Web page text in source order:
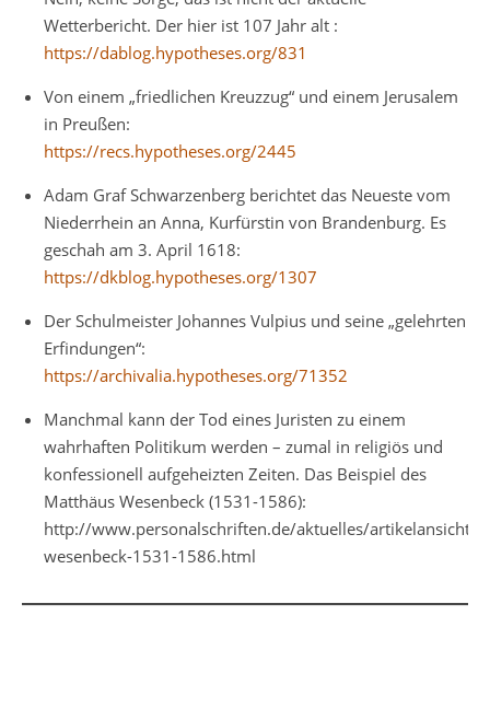
Wetterbericht. Der hier ist 107 Jahr alt :
https://dablog.hypotheses.org/831
Von einem „friedlichen Kreuzzug“ und einem Jerusalem
in Preußen:
https://recs.hypotheses.org/2445
Adam Graf Schwarzenberg berichtet das Neueste vom
Niederrhein an Anna, Kurfürstin von Brandenburg. Es
geschah am 3. April 1618:
https://dkblog.hypotheses.org/1307
Der Schulmeister Johannes Vulpius und seine „gelehrten
Erfindungen“:
https://archivalia.hypotheses.org/71352
Manchmal kann der Tod eines Juristen zu einem
wahrhaften Politikum werden – zumal in religiös und
konfessionell aufgeheizten Zeiten. Das Beispiel des
Matthäus Wesenbeck (1531-1586):
http://www.personalschriften.de/aktuelles/artikelansicht/
wesenbeck-1531-1586.html